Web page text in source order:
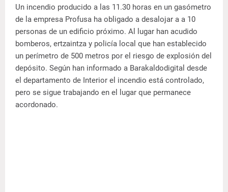
Un incendio producido a las 11.30 horas en un gasómetro
de la empresa Profusa ha obligado a desalojar a a 10
personas de un edificio próximo. Al lugar han acudido
bomberos, ertzaintza y policía local que han establecido
un perímetro de 500 metros por el riesgo de explosión del
depósito. Según han informado a Barakaldodigital desde
el departamento de Interior el incendio está controlado,
pero se sigue trabajando en el lugar que permanece
acordonado.